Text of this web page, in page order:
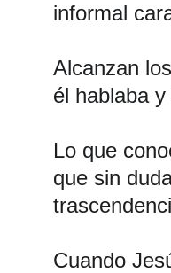
informal
Alcanzan
él hablaba
Lo que
que sin
Cuando